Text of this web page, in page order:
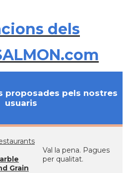
dels
proposades pels nostres
usuaris
Grain
Val la pena. Pagues
per qualitat.